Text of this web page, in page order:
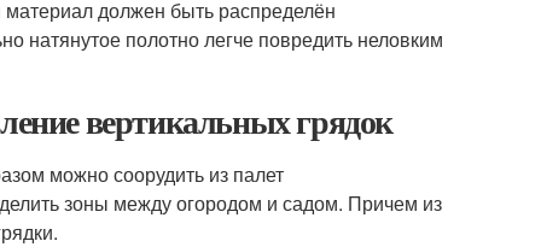
должен быть распределён
натянутое полотно легче повредить неловким
вертикальных грядок
можно соорудить из палет
зоны между огородом и садом. Причем из